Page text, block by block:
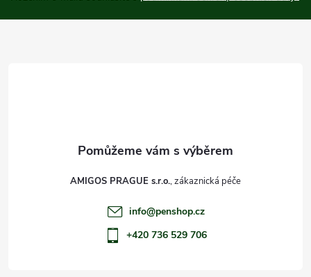
AMIGOS PRAGUE s.r.o.
info@penshop.cz
+420 736 529 706